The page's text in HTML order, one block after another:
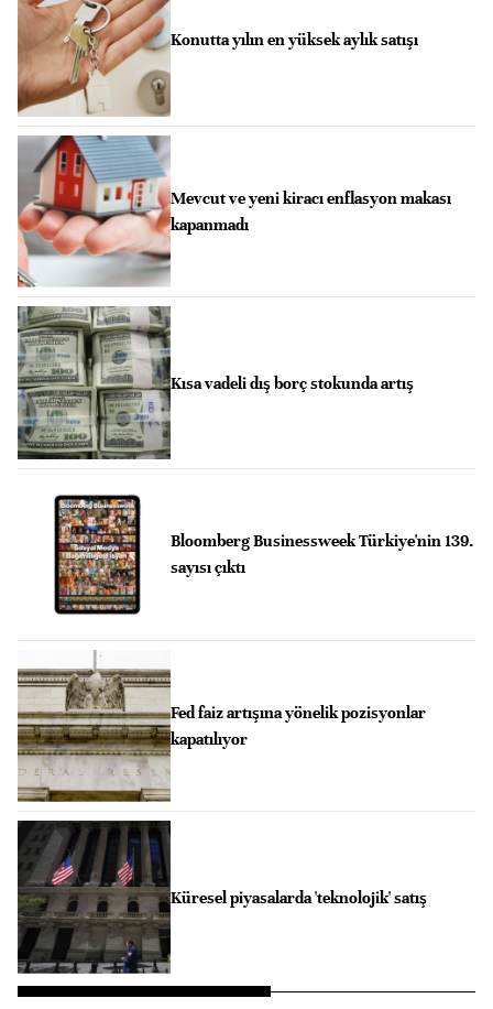
Konutta yılın en yüksek aylık satışı
Mevcut ve yeni kiracı enflasyon makası
kapanmadı
Kısa vadeli dış borç stokunda artış
Bloomberg Businessweek Türkiye'nin 139.
sayısı çıktı
Fed faiz artışına yönelik pozisyonlar
kapatılıyor
Küresel piyasalarda 'teknolojik' satış